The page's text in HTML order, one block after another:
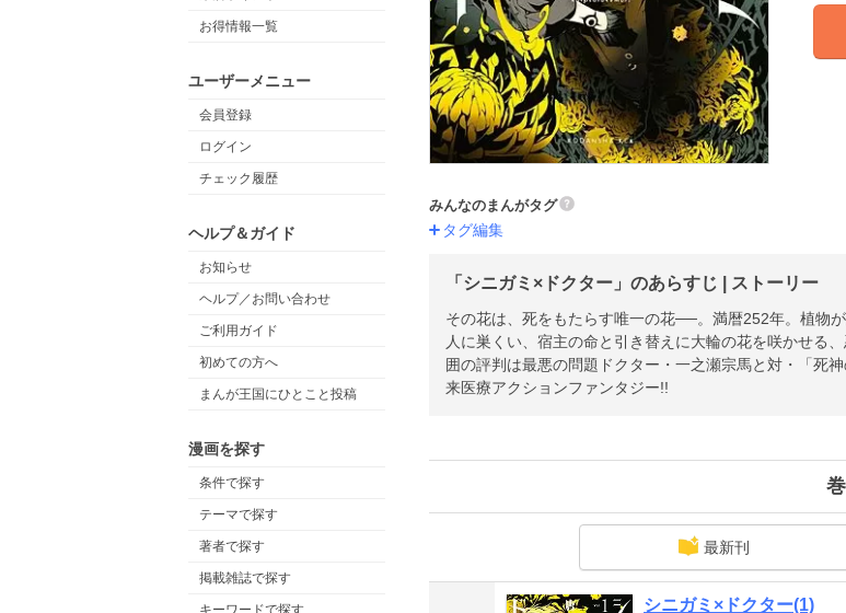
お得情報一覧
ユーザーメニュー
会員登録
ログイン
チェック履歴
ヘルプ＆ガイド
お知らせ
ヘルプ／お問い合わせ
ご利用ガイド
初めての方へ
まんが王国にひとこと投稿
漫画を探す
条件で探す
テーマで探す
著者で探す
掲載雑誌で探す
キーワードで探す
みんなのまんがタグ
タグ編集
「シニガミ×ドクター」のあらすじ | ストーリー
その花は、死をもたらす唯一の花──。満暦252年。植物
人に巣くい、宿主の命と引き替えに大輪の花を咲かせ
囲の評判は最悪の問題ドクター・一之瀬宗馬と対・「死
来医療アクションファンタジー!!
最新刊
シニガミ×ドクター(1)